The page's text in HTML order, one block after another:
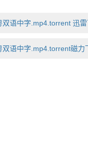
语中字.mp4.torrent 迅
语中字.mp4.torrent磁力